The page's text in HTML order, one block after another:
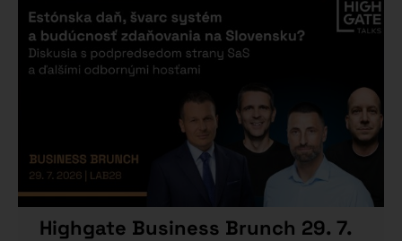
Highgate Business Brunch 29. 7.